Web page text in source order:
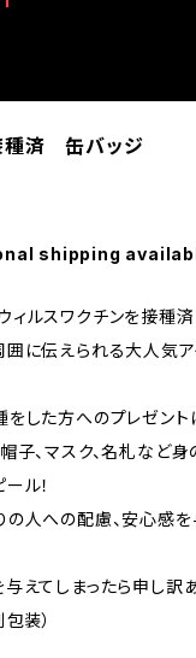
種済 缶バッジ
shipping
ィルスワクチンを接種
囲に伝えられる大人気ア
をした方へのプレゼント
帽子、マスク、名札など
ル！
の人への配慮、安心感
与えてしまったら申し訳
装）